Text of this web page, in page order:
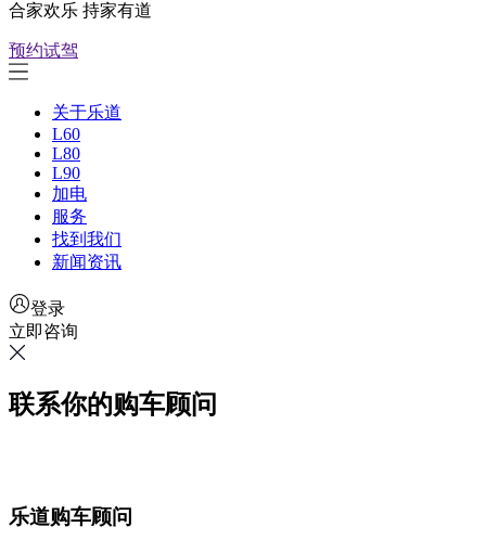
合家欢乐 持家有道
预约试驾
关于乐道
L60
L80
L90
加电
服务
找到我们
新闻资讯
登录
立即咨询
联系你的购车顾问
乐道购车顾问